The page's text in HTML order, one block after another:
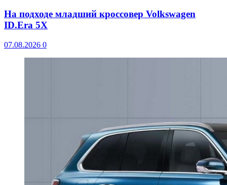
На подходе младший кроссовер Volkswagen
ID.Era 5X
07.08.2026 0